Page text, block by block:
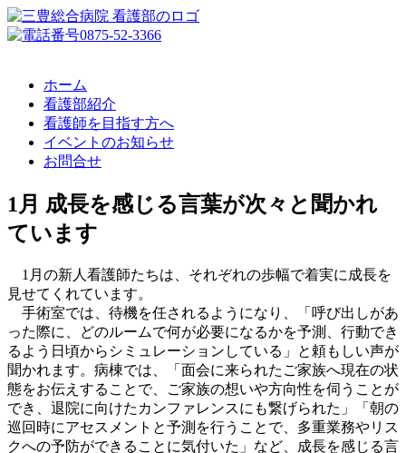
ホーム
看護部紹介
看護師を目指す方へ
イベントのお知らせ
お問合せ
1月 成長を感じる言葉が次々と聞かれ
ています
1月の新人看護師たちは、それぞれの歩幅で着実に成長を
見せてくれています。
手術室では、待機を任されるようになり、「呼び出しがあ
った際に、どのルームで何が必要になるかを予測、行動でき
るよう日頃からシミュレーションしている」と頼もしい声が
聞かれます。病棟では、「面会に来られたご家族へ現在の状
態をお伝えすることで、ご家族の想いや方向性を伺うことが
でき、退院に向けたカンファレンスにも繋げられた」「朝の
巡回時にアセスメントと予測を行うことで、多重業務やリス
クへの予防ができることに気付いた」など、成長を感じる言